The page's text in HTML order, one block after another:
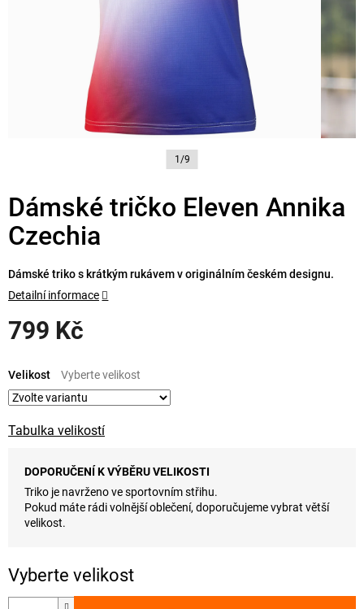
1/9
Dámské tričko Eleven Annika
Czechia
799 Kč
cena:
Tabulka velikostí
DOPORUČENÍ K VÝBĚRU VELIKOSTI
Triko je navrženo ve sportovním střihu.
Pokud máte rádi volnější oblečení, doporučujeme vybrat větší
velikost.
Velikost
Dámské triko s krátkým rukávem v originálním českém designu.
Detailní informace